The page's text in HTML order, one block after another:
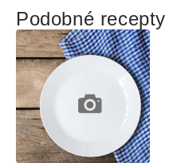
Podobné recepty